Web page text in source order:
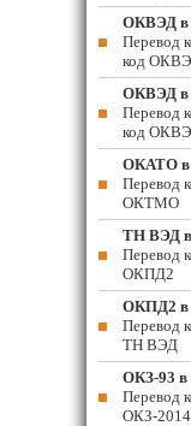
ОКВЭД
Перевод
код
ОКВЭД
Перевод
код
ОКАТО
Перевод
ОКТМО
ТН ВЭД
Перевод
ОКПД2
ОКПД2
Перевод
ТН ВЭД
ОКЗ-93
Перевод
ОКЗ-2014